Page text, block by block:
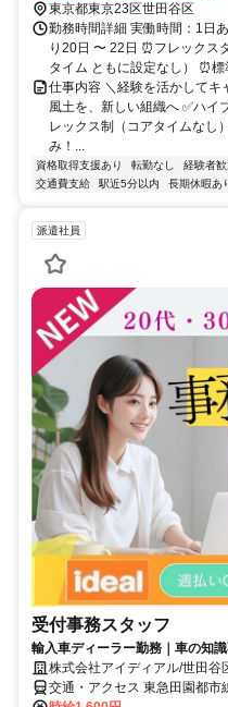
東京都東京23区世田谷区
勤務時間詳細 実働時間：1日
り20日 〜 22日 ⏰フレックス
タイム ともに設定なし） ⏰
仕事内容 ＼経験を活かしてキ
風土を、新しい組織へ ✅ハイ
レックス制（コアタイムなし
み！...
資格取得支援あり 転勤なし 経験者歓
交通費支給
駅近5分以内 長期休暇あ
派遣社員
受付事務スタッフ
輸入車ディーラー勤務｜車の知
株式会社アイディアル/世田谷
交通・アクセス 東急田園都